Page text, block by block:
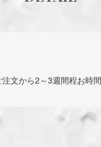
文から2～3週間程お時